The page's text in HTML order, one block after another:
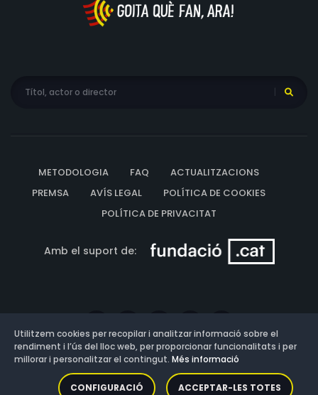
METODOLOGIA FAQ
ACTUALITZACIONS
PREMSA
AVÍS LEGAL
POLÍTICA DE COOKIES
POLÍTICA DE PRIVACITAT
Amb el suport de:
Versió: 3.13.0.202607011342
Utilitzem cookies per recopilar i analitzar informació sobre el
rendiment i l’ús del lloc web, per proporcionar funcionalitats i per
millorar i personalitzar el contingut. Més informació
CONFIGURACIÓ ACCEPTAR-LES TOTES